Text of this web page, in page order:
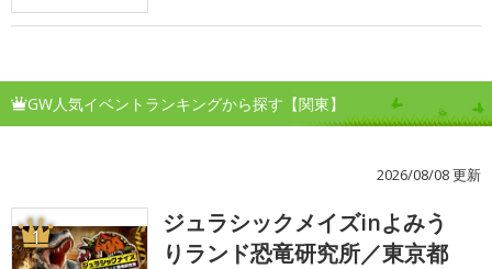
GW人気イベントランキングから探す【関東】
2026/08/08 更新
1
ジュラシックメイズinよみう
りランド恐竜研究所／東京都